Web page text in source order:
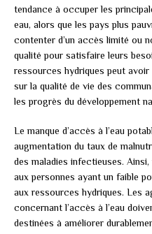
tendance à occuper les
eau, alors que les pays plus
contenter d’un accès limité ou
qualité pour satisfaire leurs
ressources hydriques peut
sur la qualité de vie des
les progrès du développement
Le manque d’accès à l’eau
augmentation du taux de
des maladies infectieuses.
aux personnes ayant un faible
aux ressources hydriques. Les
concernant l’accès à l’eau
destinées à améliorer